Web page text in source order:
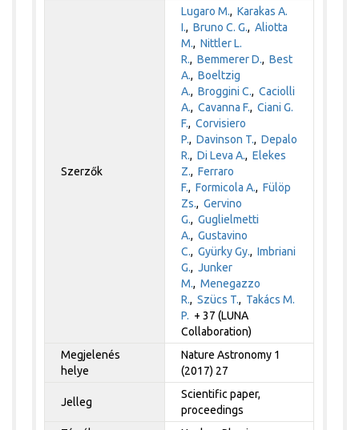
Szerzők
Lugaro M.,Karakas A.
I.,Bruno C. G.,Aliotta
M.,Nittler L.
R.,Bemmerer D.,Best
A.,Boeltzig
A.,Broggini C.,Caciolli
A.,Cavanna F.,Ciani G.
F.,Corvisiero
P.,Davinson T.,Depalo
R.,Di Leva A.,Elekes
Z.,Ferraro
F.,Formicola A.,Fülöp
Zs.,Gervino
G.,Guglielmetti
A.,Gustavino
C.,Gyürky Gy.,Imbriani
G.,Junker
M.,Menegazzo
R.,Szücs T., Takács M.
P. + 37 (LUNA
Collaboration)
Megjelenés
helye
Nature Astronomy 1
(2017) 27
Jelleg
Scientific paper,
proceedings